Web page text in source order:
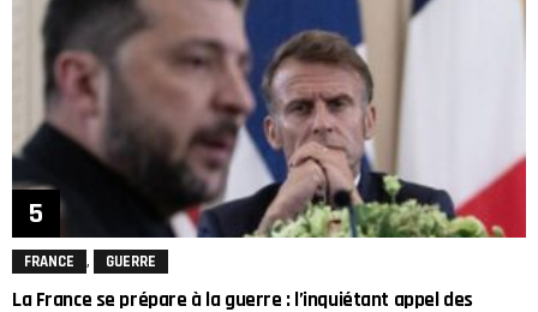
FRANCE , GUERRE
La France se prépare à la guerre : l’inquiétant appel des